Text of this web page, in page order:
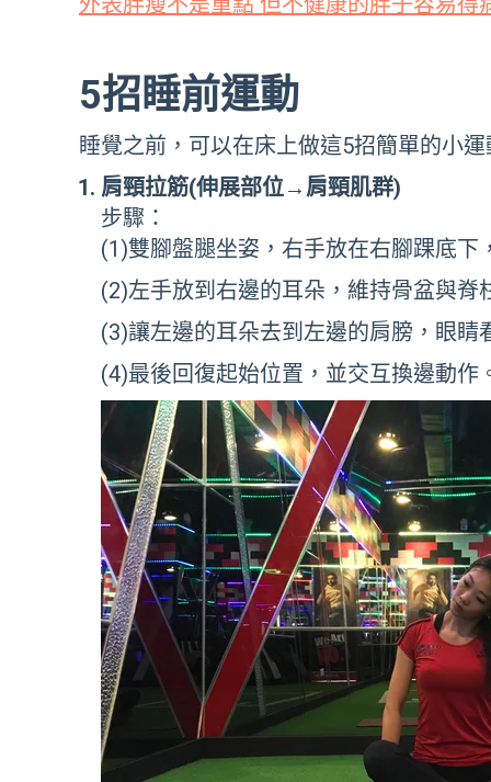
5招睡前運動
睡覺之前，可以在床上做這5招簡單的小
肩頸拉筋(伸展部位→肩頸肌群)
步驟：
(1)雙腳盤腿坐姿，右手放在右腳踝底下
(2)左手放到右邊的耳朵，維持骨盆與
(3)讓左邊的耳朵去到左邊的肩膀，眼
(4)最後回復起始位置，並交互換邊動作